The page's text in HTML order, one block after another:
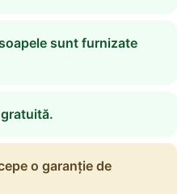
sunt furnizate
o garanție de